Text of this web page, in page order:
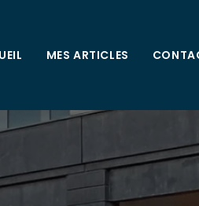
MES ARTICLES